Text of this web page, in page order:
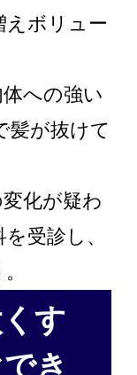
えボリュー
への強い
髪が抜けて
化が疑わ
受診し、
す
き